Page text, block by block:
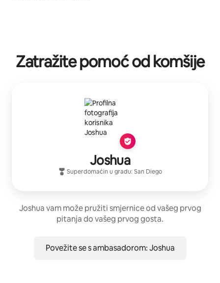
Zatražite pomoć od komšije
Joshua
Superdomaćin u gradu: San Diego
Joshua vam može pružiti smjernice od vašeg prvog
pitanja do vašeg prvog gosta.
Povežite se s ambasadorom: Joshua